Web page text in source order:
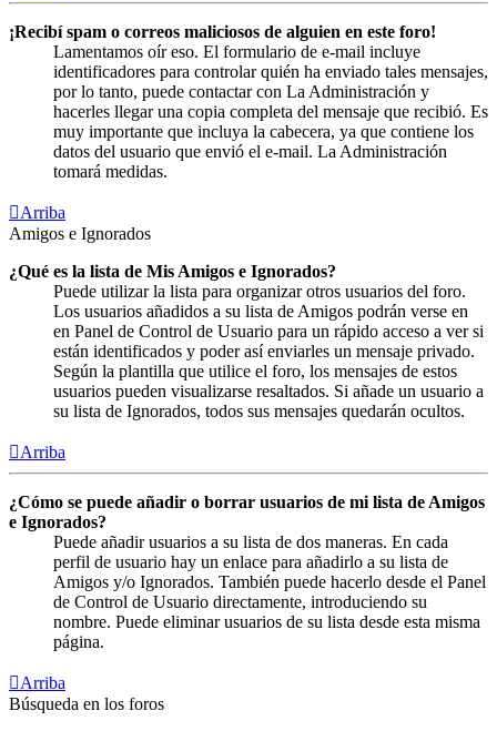
¡Recibí spam o correos maliciosos de alguien en este foro!
Lamentamos oír eso. El formulario de e-mail incluye
identificadores para controlar quién ha enviado tales mensajes,
por lo tanto, puede contactar con La Administración y
hacerles llegar una copia completa del mensaje que recibió. Es
muy importante que incluya la cabecera, ya que contiene los
datos del usuario que envió el e-mail. La Administración
tomará medidas.
Arriba
Amigos e Ignorados
¿Qué es la lista de Mis Amigos e Ignorados?
Puede utilizar la lista para organizar otros usuarios del foro.
Los usuarios añadidos a su lista de Amigos podrán verse en
en Panel de Control de Usuario para un rápido acceso a ver si
están identificados y poder así enviarles un mensaje privado.
Según la plantilla que utilice el foro, los mensajes de estos
usuarios pueden visualizarse resaltados. Si añade un usuario a
su lista de Ignorados, todos sus mensajes quedarán ocultos.
Arriba
¿Cómo se puede añadir o borrar usuarios de mi lista de Amigos
e Ignorados?
Puede añadir usuarios a su lista de dos maneras. En cada
perfil de usuario hay un enlace para añadirlo a su lista de
Amigos y/o Ignorados. También puede hacerlo desde el Panel
de Control de Usuario directamente, introduciendo su
nombre. Puede eliminar usuarios de su lista desde esta misma
página.
Arriba
Búsqueda en los foros